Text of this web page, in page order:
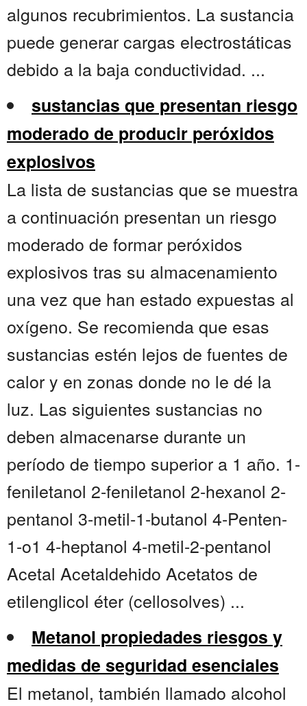
algunos recubrimientos. La sustancia
puede generar cargas electrostáticas
debido a la baja conductividad. ...
sustancias que presentan riesgo
moderado de producir peróxidos
explosivos
La lista de sustancias que se muestra
a continuación presentan un riesgo
moderado de formar peróxidos
explosivos tras su almacenamiento
una vez que han estado expuestas al
oxígeno. Se recomienda que esas
sustancias estén lejos de fuentes de
calor y en zonas donde no le dé la
luz. Las siguientes sustancias no
deben almacenarse durante un
período de tiempo superior a 1 año. 1-
feniletanol 2-feniletanol 2-hexanol 2-
pentanol 3-metil-1-butanol 4-Penten-
1-o1 4-heptanol 4-metil-2-pentanol
Acetal Acetaldehido Acetatos de
etilenglicol éter (cellosolves) ...
Metanol propiedades riesgos y
medidas de seguridad esenciales
El metanol, también llamado alcohol